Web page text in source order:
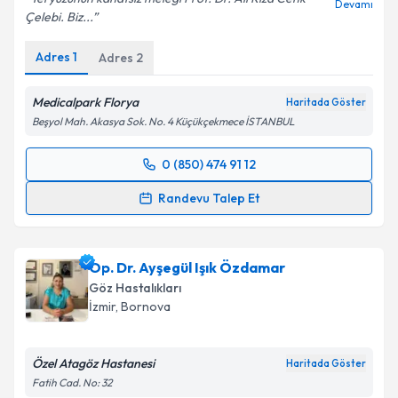
Çelebi. Biz...
Devamı
Adres 1 Adres 2
Medicalpark Florya Haritada Göster
Beşyol Mah. Akasya Sok. No. 4 Küçükçekmece İSTANBUL
0 (850) 474 91 12
Randevu Talep Et
Randevu Takvimi Talebi
için bir takvim hazırlandığında e-posta ile
bilgilendireceğiz.
E-posta Adresiniz
Op. Dr. Ayşegül Işık Özdamar
Göz Hastalıkları
İzmir, Bornova
Özel Atagöz Hastanesi Haritada Göster
Fatih Cad. No: 32